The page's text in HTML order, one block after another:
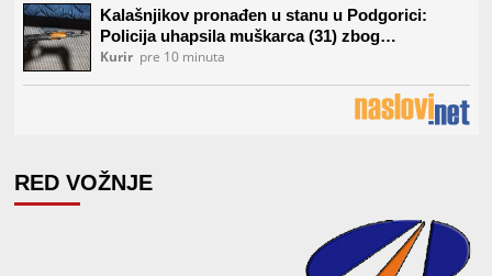
RED VOŽNJE